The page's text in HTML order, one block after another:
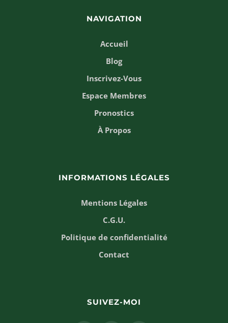
NAVIGATION
Accueil
Blog
Inscrivez-Vous
Espace Membres
Pronostics
À Propos
INFORMATIONS LÉGALES
Mentions Légales
C.G.U.
Politique de confidentialité
Contact
SUIVEZ-MOI